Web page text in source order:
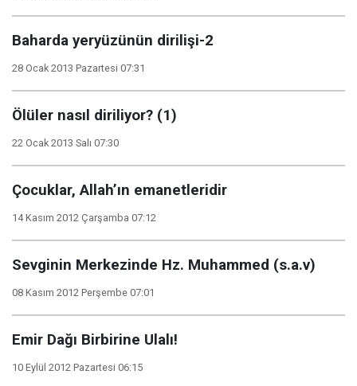
Baharda yeryüzünün dirilişi-2
28 Ocak 2013 Pazartesi 07:31
Ölüler nasıl diriliyor? (1)
22 Ocak 2013 Salı 07:30
Çocuklar, Allah’ın emanetleridir
14 Kasım 2012 Çarşamba 07:12
Sevginin Merkezinde Hz. Muhammed (s.a.v)
08 Kasım 2012 Perşembe 07:01
Emir Dağı Birbirine Ulalı!
10 Eylül 2012 Pazartesi 06:15